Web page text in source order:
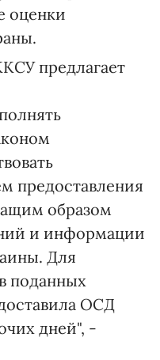
оценки
предлагает
предоставления
образом
и информации
Для
поданных
ОСД
дней", -